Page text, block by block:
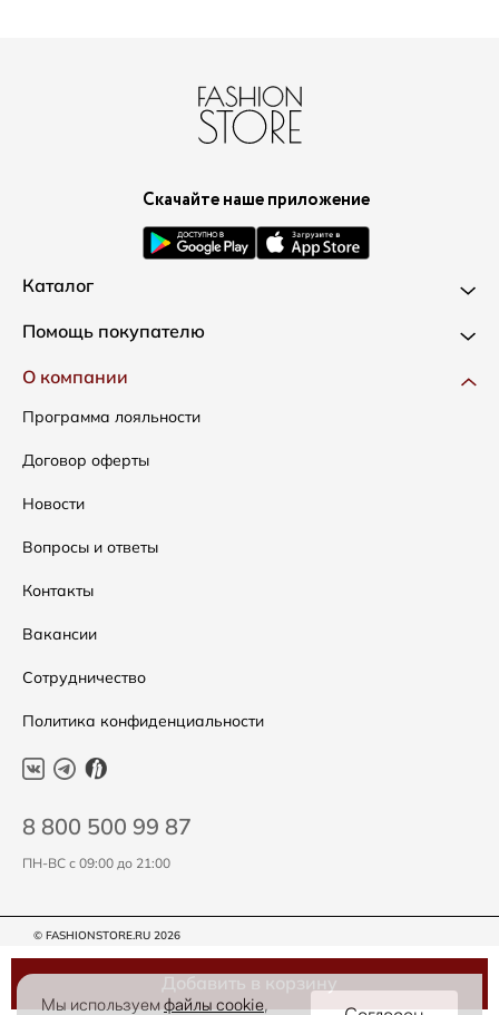
Добавить в корзину
Скачайте наше приложение
Каталог
Новинки
Одежда
Сумки
Аксессуары
Распродажа
Подарочные сертификаты
Помощь покупателю
Доставка и оплата
Как оформить заказ
Условия возвратов
Таблица размеров
Уход за одеждой
О компании
Программа лояльности
Договор оферты
Новости
Вопросы и ответы
Контакты
Вакансии
Сотрудничество
Политика конфиденциальности
8 800 500 99 87
ПН-ВС с 09:00 до 21:00
© FASHIONSTORE.RU 2026
Мы используемфайлы cookie